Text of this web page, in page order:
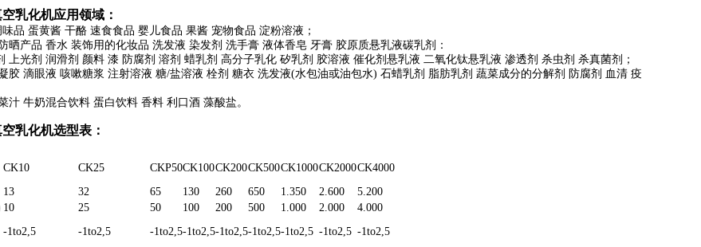
乳化机应用领域：
品 蛋黄酱 干酪 速食食品 婴儿食品 果酱 宠物食品 淀粉溶液；
晒产品 香水 装饰用的化妆品 洗发液 染发剂 洗手膏 液体香皂 牙膏 胶原质悬乳液碳乳剂：
上光剂 润滑剂 颜料 漆 防腐剂 溶剂 蜡乳剂 高分子乳化 矽乳剂 胶溶液 催化剂悬乳液 二氧化钛悬乳液 渗透剂 杀虫剂 杀真菌剂；
胶 滴眼液 咳嗽糖浆 注射溶液 糖/盐溶液 栓剂 糖衣 洗发液(水包油或油包水) 石蜡乳剂 脂肪乳剂 蔬菜成分的分解剂 防腐剂 血清 疫
汁 牛奶混合饮料 蛋白饮料 香料 利口酒 藻酸盐。
乳化机选型表：
CK10 CK25 CKP50CK100CK200CK500CK1000CK2000CK4000
13 32 65 130 260 650 1.350 2.600
5.200
10 25 50 100 200 500 1.000 2.000
4.000
-1to2,5 -1to2,5 -1to2,5-1to2,5-1to2,5-1to2,5-1to2,5 -1to2,5 -1to2,5